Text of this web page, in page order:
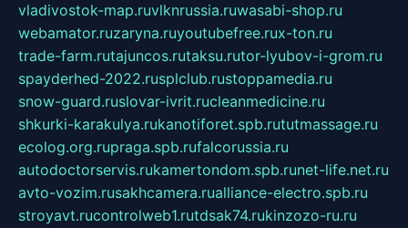
vladivostok-map.ruvlknrussia.ruwasabi-shop.ru
webamator.ruzaryna.ruyoutubefree.rux-ton.ru
trade-farm.rutajuncos.rutaksu.rutor-lyubov-i-grom.ru
spayderhed-2022.rusplclub.rustoppamedia.ru
snow-guard.ruslovar-ivrit.rucleanmedicine.ru
shkurki-karakulya.rukanotiforet.spb.rututmassage.ru
ecolog.org.rupraga.spb.rufalcorussia.ru
autodoctorservis.rukamertondom.spb.runet-life.net.ru
avto-vozim.rusakhcamera.rualliance-electro.spb.ru
stroyavt.rucontrolweb1.rutdsak74.rukinzozo-ru.ru